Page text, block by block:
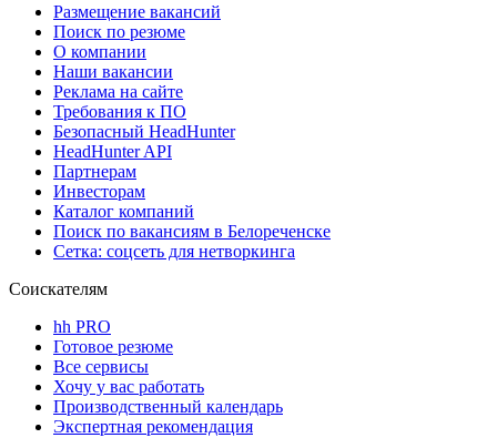
Размещение вакансий
Поиск по резюме
О компании
Наши вакансии
Реклама на сайте
Требования к ПО
Безопасный HeadHunter
HeadHunter API
Партнерам
Инвесторам
Каталог компаний
Поиск по вакансиям в Белореченске
Сетка: соцсеть для нетворкинга
Соискателям
hh PRO
Готовое резюме
Все сервисы
Хочу у вас работать
Производственный календарь
Экспертная рекомендация